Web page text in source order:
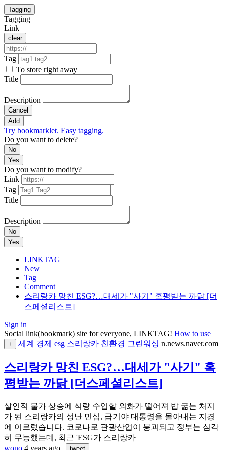
Tagging
Tagging
Link
clear
Tag
To store right away
Title
Description
Cancel
Add
Try bookmarklet. Easy tagging.
Do you want to delete?
No
Yes
Do you want to modify?
Link
Tag
Title
Description
No
Yes
LINKTAG
New
Tag
Comment
스리랑카 망친 ESG?…대세가 "사기" 혹평받는 까닭 [더
스페셜리스트]
Sign in
Social link(bookmark) site for everyone, LINKTAG! How to use
+ 세계 경제 esg 스리랑카 친환경 그린워싱 n.news.naver.com
스리랑카 망친 ESG?…대세가 "사기" 혹
평받는 까닭 [더스페셜리스트]
살인적 물가 상승에 식량 수입할 외화가 떨어져 밥 굶는 처지
가 된 스리랑카의 성난 민심, 급기야 대통령을 몰아내는 지경
에 이르렀습니다. 코로나로 관광산업이 붕괴되고 정부는 심각
히 무능했는데, 최근 'ESG가 스리랑카
wono 4 years ago |